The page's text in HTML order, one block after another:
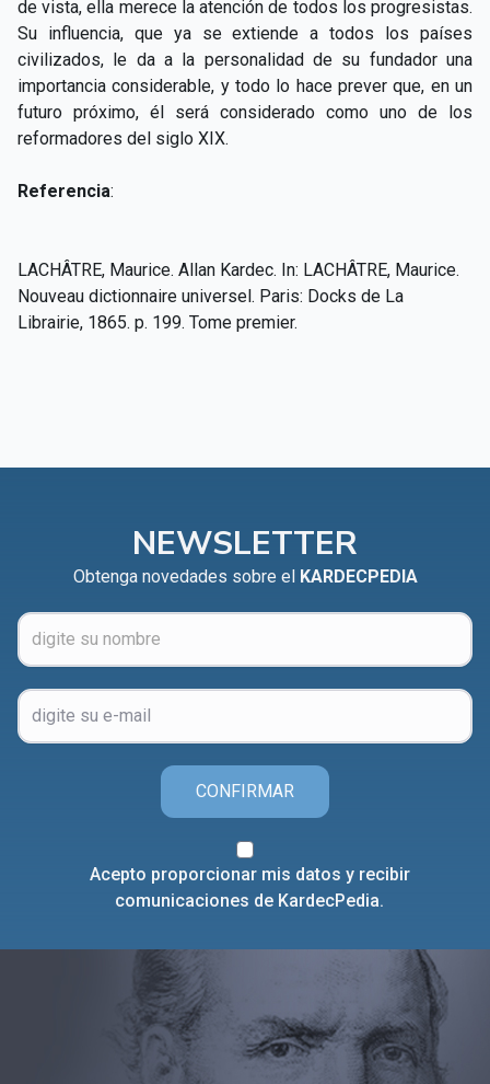
de vista, ella merece la atención de todos los progresistas.
Su influencia, que ya se extiende a todos los países
civilizados, le da a la personalidad de su fundador una
importancia considerable, y todo lo hace prever que, en un
futuro próximo, él será considerado como uno de los
reformadores del siglo XIX.
Referencia:
LACHÂTRE, Maurice. Allan Kardec. In: LACHÂTRE, Maurice.
Nouveau dictionnaire universel. Paris: Docks de La
Librairie, 1865. p. 199. Tome premier.
NEWSLETTER
Obtenga novedades sobre el KARDECPEDIA
CONFIRMAR
Acepto proporcionar mis datos y recibir
comunicaciones de KardecPedia.